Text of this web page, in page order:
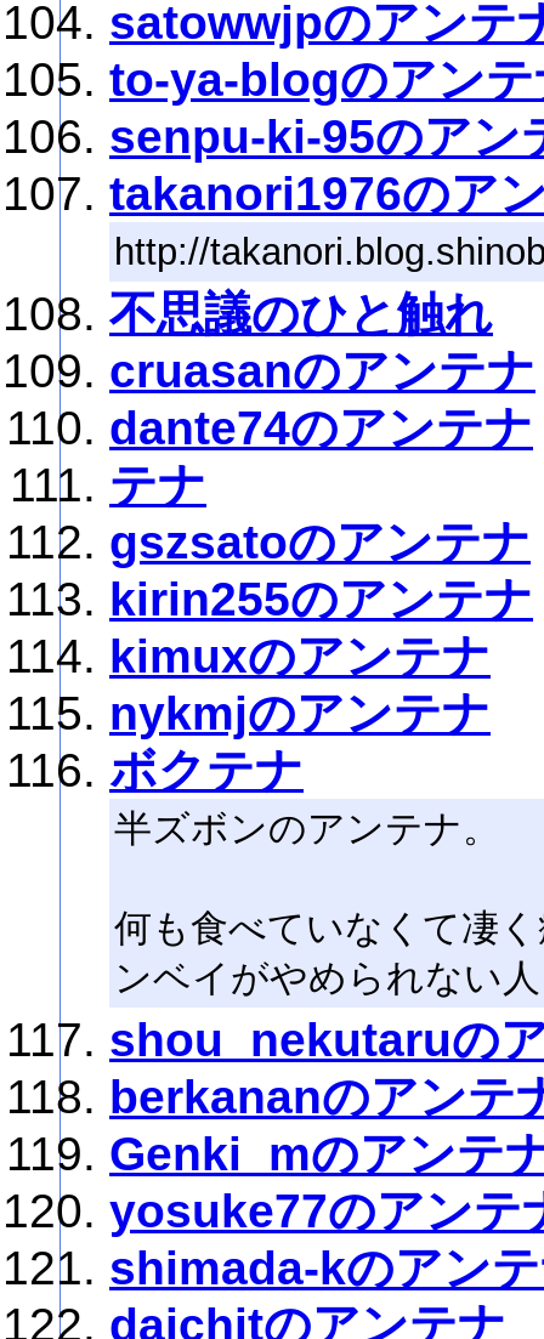
satowwjpのアンテ
to-ya-blogのアンテ
senpu-ki-95のアン
takanori1976のア
http://
不思議のひと触れ
cruasanのアンテナ
dante74のアンテナ
テナ
gszsatoのアンテナ
kirin255のアンテナ
kimuxのアンテナ
nykmjのアンテナ
ボクテナ
半ズボンのアンテナ。
何も食べていなくて凄
ンベイがやめられない
shou_nekutaruの
berkananのアンテ
Genki_mのアンテ
yosuke77のアンテ
shimada-kのアン
daichitのアンテナ